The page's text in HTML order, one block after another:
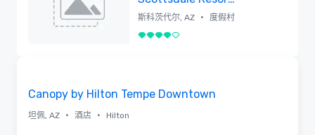
& Spa at
Montelucia
斯科茨代尔, AZ • 度假村
4/5
Canopy by Hilton Tempe Downtown
坦佩, AZ • 酒店 • Hilton